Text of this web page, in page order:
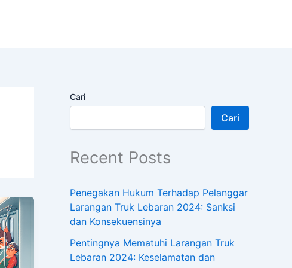
Cari
Cari
Recent Posts
Penegakan Hukum Terhadap Pelanggar
Larangan Truk Lebaran 2024: Sanksi
dan Konsekuensinya
Pentingnya Mematuhi Larangan Truk
Lebaran 2024: Keselamatan dan